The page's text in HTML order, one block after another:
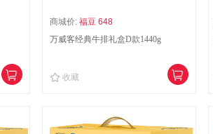
商城价: 福豆 648
万威客经典牛排礼盒D款1440g
收藏